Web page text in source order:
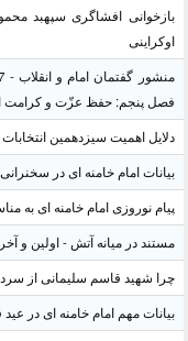
بازخوانی افشاگری سپهبد
اوکراینی
فصل پنجم: حفظ عزّت و کرامت
دلایل اهمیت سیزدهمین
بیانات امام خامنه ای در
پیام نوروزی امام خامنه ای به
مستند در میانه آتش - اولین و
چرا شهید قاسم سلیمانی از
بیانات مهم امام خامنه ای در